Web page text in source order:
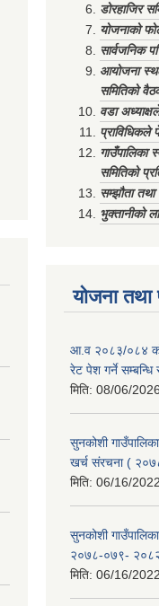
डोरहाजिर
योजनाको
सार्वजनिक
आयोजना
समितिको
वडा
समितिको
सम्झौता
भुक्तानीको
योजना तथा
आ.व २०८३/०८४ को
रेट पेश गर्ने सम्बन्धि
मिति: 08/06/
सुनकोशी
खर्च संरचना (
मिति: 06/16/
सुनकोशी
२०७८-०७९-
मिति: 06/16/